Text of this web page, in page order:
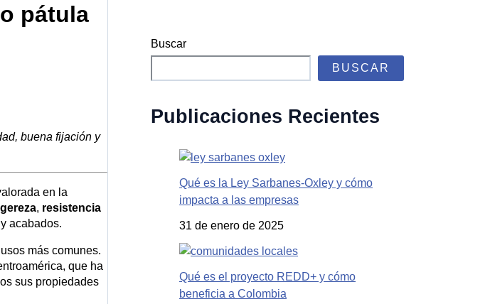
pátula
buena fijación y
en la
, resistencia
acabados.
más comunes.
que ha
sus propiedades
Buscar
BUSCAR
Publicaciones Recientes
Qué es la Ley Sarbanes-Oxley y cómo
impacta a las empresas
31 de enero de 2025
Qué es el proyecto REDD+ y cómo
beneficia a Colombia